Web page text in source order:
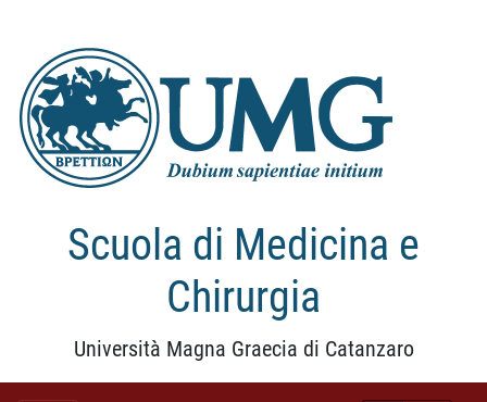
Scuola di Medicina e
Chirurgia
Università Magna Graecia di Catanzaro